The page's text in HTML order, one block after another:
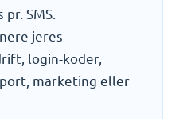
SMS.
jeres
login-koder,
marketing eller